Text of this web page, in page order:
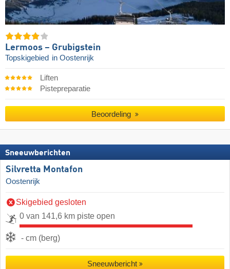
Lermoos – Grubigstein
Topskigebied in Oostenrijk
Liften
Pistepreparatie
Beoordeling
Sneeuwberichten
Silvretta Montafon
Oostenrijk
Skigebied gesloten
0 van 141,6 km piste open
- cm (berg)
Sneeuwbericht